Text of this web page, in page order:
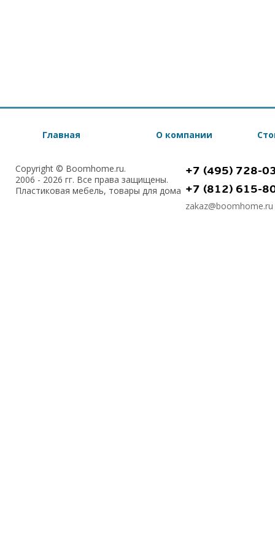
Главная О компании
Copyright © Boomhome.ru.
2006 - 2026 гг. Все права защищены.
Пластиковая мебель, товары для дома
+7 (495) 728-
+7 (812) 615-
zakaz@boomhome.ru